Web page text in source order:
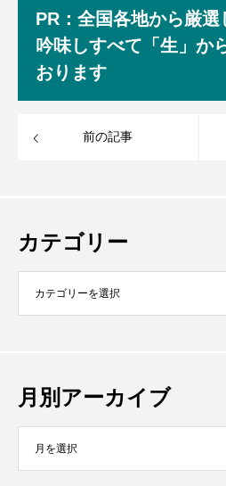
PR：全国各地から厳
吟味しすべて「生」か
おります
前の記事
カテゴリー
月別アーカイブ